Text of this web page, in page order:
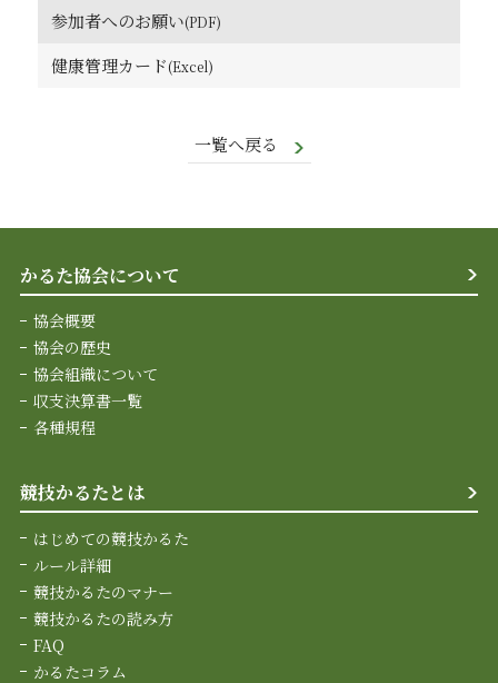
参加者へのお願い
健康管理カード
一覧へ戻る
かるた協会について
協会概要
協会の歴史
協会組織について
収支決算書一覧
各種規程
競技かるたとは
はじめての競技かるた
ルール詳細
競技かるたのマナー
競技かるたの読み方
FAQ
かるたコラム